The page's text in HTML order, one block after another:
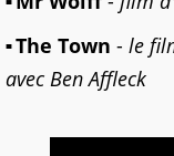
The Town - le
avec Ben Affleck